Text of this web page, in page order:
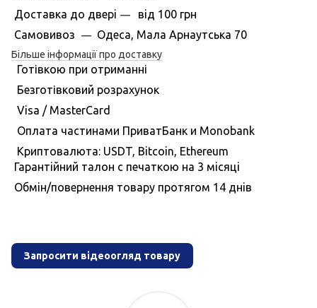
Доставка до дверi —вiд 100 грн
Самовивоз
— Одеса, Мала Арнаутська 70
Більше інформації про доставку
Готівкою при отриманні
Безготівковий розрахунок
Visa / MasterCard
Оплата частинами ПриватБанк и Monobank
Криптовалюта: USDT, Bitcoin, Ethereum
Гарантiйний талон с печаткою на 3 мiсяцi
Обмiн/повернення товару протягом 14 днiв
Запросити відеоогляд товару